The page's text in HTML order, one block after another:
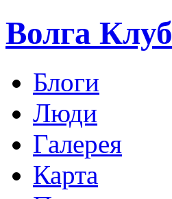
Волга Клуб
Блоги
Люди
Галерея
Карта